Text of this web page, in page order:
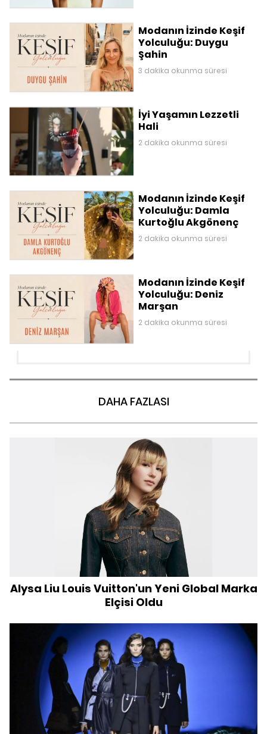
Modanın İzinde Keşif
Yolculuğu: Duygu
Şahin
3 dakika okunma süresi
İyi Yaşamın Lezzetli
Hali
2 dakika okunma süresi
Modanın İzinde Keşif
Yolculuğu: Damla
Kurtoğlu Akgönenç
2 dakika okunma süresi
Modanın İzinde Keşif
Yolculuğu: Deniz
Marşan
2 dakika okunma süresi
DAHA FAZLASI
Alysa Liu Louis Vuitton'un Yeni Global Marka
Elçisi Oldu